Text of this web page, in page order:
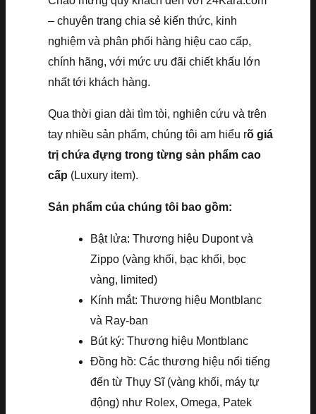
– chuyên trang chia sẻ kiến thức, kinh
nghiệm và phân phối hàng hiệu cao cấp,
chính hãng, với mức ưu đãi chiết khấu lớn
nhất tới khách hàng.
Qua thời gian dài tìm tòi, nghiên cứu và trên
tay nhiều sản phẩm, chúng tôi am hiểu rõ giá
trị chứa đựng trong từng sản phẩm cao
cấp (Luxury item).
Sản phẩm của chúng tôi bao gồm:
Bật lửa: Thương hiệu Dupont và
Zippo (vàng khối, bạc khối, bọc
vàng, limited)
Kính mắt: Thương hiệu Montblanc
và Ray-ban
Bút ký: Thương hiệu Montblanc
Đồng hồ: Các thương hiệu nổi tiếng
đến từ Thụy Sĩ (vàng khối, máy tự
động) như Rolex, Omega, Patek